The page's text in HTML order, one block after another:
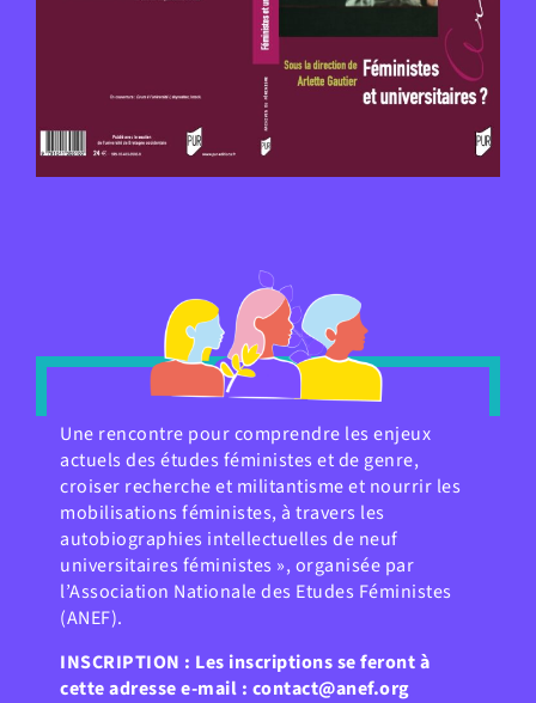
Une rencontre pour comprendre les enjeux
actuels des études féministes et de genre,
croiser recherche et militantisme et nourrir les
mobilisations féministes, à travers les
autobiographies intellectuelles de neuf
universitaires féministes », organisée par
l’Association Nationale des Etudes Féministes
(ANEF).
INSCRIPTION : Les inscriptions se feront à
cette adresse e-mail : contact@anef.org